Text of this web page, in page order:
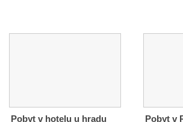
Pobyt v hotelu u hradu
Pobyt v